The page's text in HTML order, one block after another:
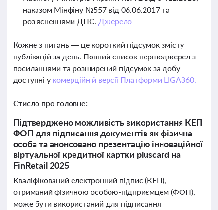
наказом Мінфіну №557 від 06.06.2017 та
роз'ясненнями ДПС. Джерело
Кожне з питань — це короткий підсумок змісту
публікацій за день. Повний список першоджерел з
посиланнями та розширений підсумок за добу
доступні у комерційній версії Платформи LIGA360.
Стисло про головне:
Підтверджено можливість використання КЕП
ФОП для підписання документів як фізична
особа та анонсовано презентацію інноваційної
віртуальної кредитної картки pluscard на
FinRetail 2025
Кваліфікований електронний підпис (КЕП),
отриманий фізичною особою-підприємцем (ФОП),
може бути використаний для підписання